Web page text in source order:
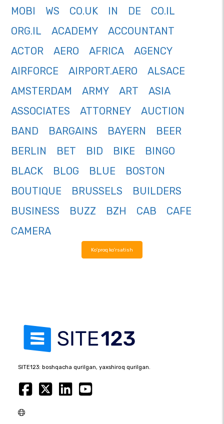
MOBI
WS CO.UK IN DE
CO.IL
ORG.IL
ACADEMY
ACCOUNTANT
ACTOR
AERO AFRICA
AGENCY
AIRFORCE
AIRPORT.AERO
ALSACE
AMSTERDAM
ARMY ART
ASIA
ASSOCIATES
ATTORNEY
AUCTION
BAND
BARGAINS BAYERN
BEER
BERLIN
BET BID BIKE
BINGO
BLACK
BLOG BLUE
BOSTON
BOUTIQUE
BRUSSELS
BUILDERS
BUSINESS
BUZZ BZH CAB
CAFE
CAMERA
Ko'proq ko'rsatish
SITE123: boshqacha qurilgan, yaxshiroq qurilgan.